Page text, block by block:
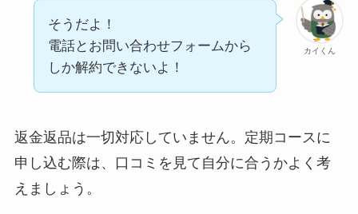
ニューZの解約まとめ！
電話が繋がらない時の裏
ワザ
を電話から解約する方法
を完全攻略
カイくん
そうだよ！
電話とお問い合わせフォームから
しか解約できないよ！
返金返品は一切対応していません。定期コースに
申し込む際は、口コミを見て自分に合うかよく考
えましょう。